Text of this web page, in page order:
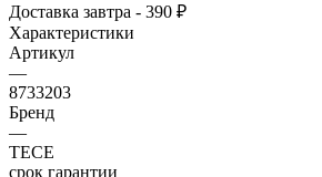
Доставка завтра - 390 ₽
Характеристики
Артикул
—
8733203
Бренд
—
TECE
срок гарантии